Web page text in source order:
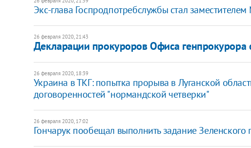
Экс-глава Госпродпотребслужбы стал
26 февраля 2020, 21:43
Декларации прокуроров Офиса генпрокурора
26 февраля 2020, 18:39
Украина в ТКГ: попытка прорыва в Луганской
договоренностей "нормандской четверки"
26 февраля 2020, 17:02
Гончарук пообещал выполнить задание